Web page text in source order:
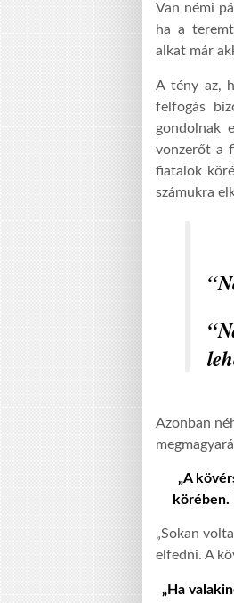
Van némi
ha a
alkat már
A tény az,
felfogás
gondolnak
vonzerőt a
fiatalok
számukra
Azonban
„A
körében.
„Sokan
elfedni. A
„Ha